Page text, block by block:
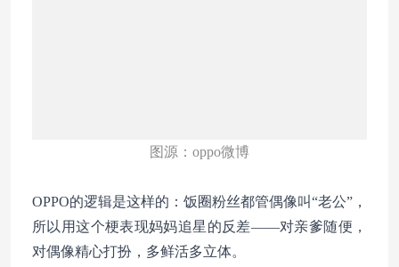
图源：oppo微博
OPPO的逻辑是这样的：饭圈粉丝都管偶像叫“老公”，
所以用这个梗表现妈妈追星的反差——对亲爹随便，
对偶像精心打扮，多鲜活多立体。